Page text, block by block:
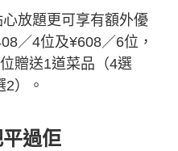
放題更可享有額外優
／4位及¥608／6位，
贈送1道菜品（4選
）。
過佢